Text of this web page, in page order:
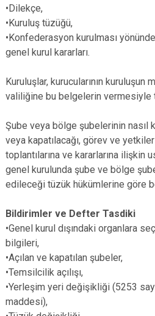
•Dilekçe,
•Kuruluş tüzüğü,
•Konfederasyon kurulması
genel kurul kararları.
Kuruluşlar, kurucularının kuruluşun
valiliğine bu belgelerin vermesiyle
Şube veya bölge şubelerinin nasıl
veya kapatılacağı, görev ve
toplantılarına ve kararlarına
genel kurulunda şube ve bölge
edileceği tüzük hükümlerine göre
Bildirimler ve Defter Tasdiki
•Genel kurul dışındaki organlara
bilgileri,
•Açılan ve kapatılan şubeler,
•Temsilcilik açılışı,
•Yerleşim yeri değişikliği (5253
maddesi),